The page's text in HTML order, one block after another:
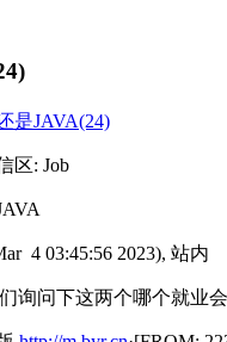
是JAVA(24)
区: Job
4 03:45:56 2023), 站内
询问下这两个哪个就业